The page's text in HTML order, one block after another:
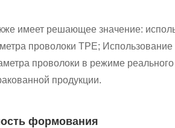
имеет решающее значение:
проволоки TPE;
проволоки в режиме
продукции.
формования